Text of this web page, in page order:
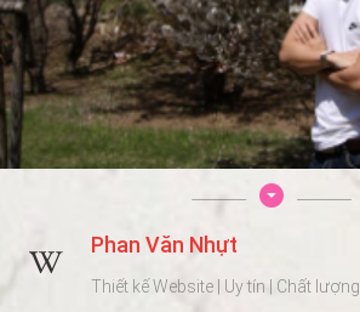
arrow_drop_down_circle
Phan Văn Nhựt
Thiết kế Website | Uy tín | Chất lượng